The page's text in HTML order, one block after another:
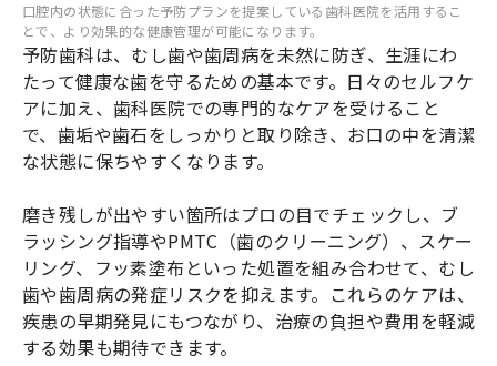
口腔内の状態に合った予防プランを提案している歯科医院を活用するこ
とで、より効果的な健康管理が可能になります。
予防歯科は、むし歯や歯周病を未然に防ぎ、生涯にわ
たって健康な歯を守るための基本です。日々のセルフケ
アに加え、歯科医院での専門的なケアを受けること
で、歯垢や歯石をしっかりと取り除き、お口の中を清潔
な状態に保ちやすくなります。
磨き残しが出やすい箇所はプロの目でチェックし、ブ
ラッシング指導やPMTC（歯のクリーニング）、スケー
リング、フッ素塗布といった処置を組み合わせて、むし
歯や歯周病の発症リスクを抑えます。これらのケアは、
疾患の早期発見にもつながり、治療の負担や費用を軽減
する効果も期待できます。